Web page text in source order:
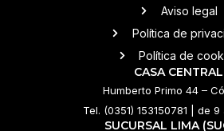
Aviso legal
Política de
Política de
CASA CENTRAL
Humberto Primo 44 –
Tel. (0351) 153150781 | de 9
SUCURSAL LIMA